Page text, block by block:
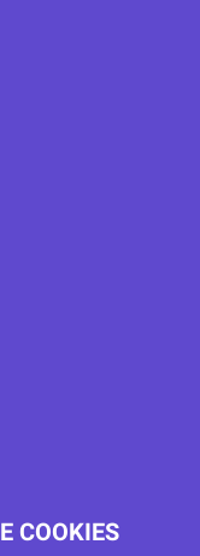
COOKIES